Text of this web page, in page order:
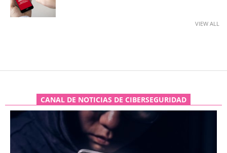
VIEW ALL
CANAL DE NOTICIAS DE CIBERSEGURIDAD